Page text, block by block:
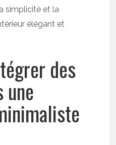
simplicité et la
élégant et
des
une